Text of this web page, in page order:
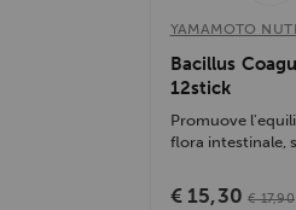
YAMAMOTO
Bacillus
12stick
Promuove
flora intestinale,
€ 15,30 € 17,90